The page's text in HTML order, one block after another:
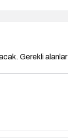
Gerekli alanlar